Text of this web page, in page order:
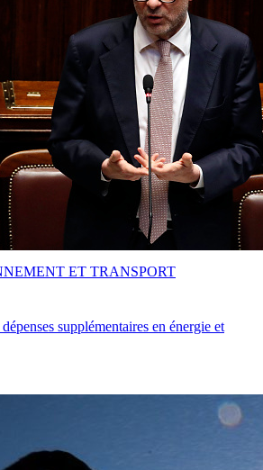
supplémentaires en énergie et
ET TRANSPORT